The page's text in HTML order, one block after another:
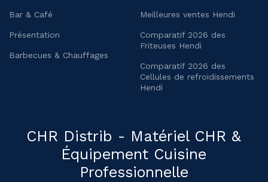
Bar & Café
Présentation
Barbecues & Chauffages
Meilleures ventes Hendi
Comparatif 2026 des
Friteuses Hendi
Comparatif 2026 des
Cellules de refroidissements
Hendi
CHR Distrib - Matériel CHR &
Équipement Cuisine
Professionnelle